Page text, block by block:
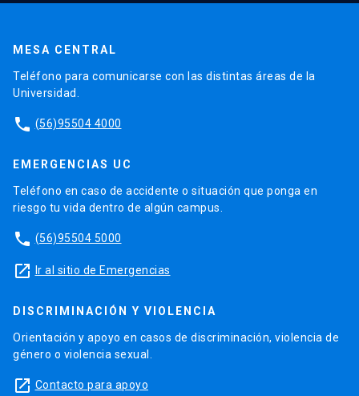
MESA CENTRAL
Teléfono para comunicarse con las distintas áreas de la
Universidad.
phone (56)95504 4000
EMERGENCIAS UC
Teléfono en caso de accidente o situación que ponga en
riesgo tu vida dentro de algún campus.
phone (56)95504 5000
launch Ir al sitio de Emergencias
DISCRIMINACIÓN Y VIOLENCIA
Orientación y apoyo en casos de discriminación, violencia de
género o violencia sexual.
launch Contacto para apoyo